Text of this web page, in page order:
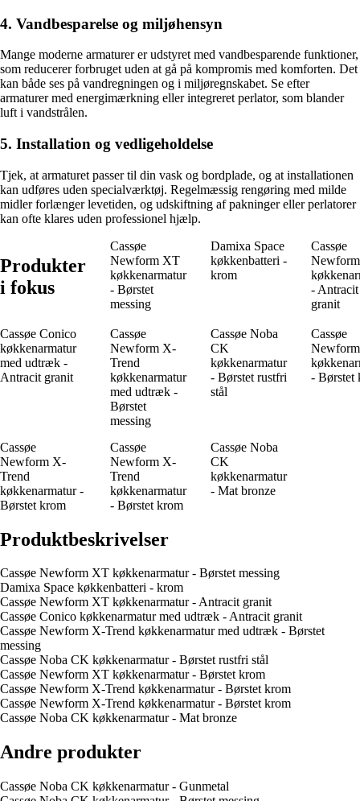
4. Vandbesparelse og miljøhensyn
Mange moderne armaturer er udstyret med vandbesparende funktioner,
som reducerer forbruget uden at gå på kompromis med komforten. Det
kan både ses på vandregningen og i miljøregnskabet. Se efter
armaturer med energimærkning eller integreret perlator, som blander
luft i vandstrålen.
5. Installation og vedligeholdelse
Tjek, at armaturet passer til din vask og bordplade, og at installationen
kan udføres uden specialværktøj. Regelmæssig rengøring med milde
midler forlænger levetiden, og udskiftning af pakninger eller perlatorer
kan ofte klares uden professionel hjælp.
Produkter
i fokus
Cassøe
Newform XT
køkkenarmatur
- Børstet
messing
Damixa Space
køkkenbatteri -
krom
Cassøe
- Antracit
granit
Cassøe Conico
køkkenarmatur
med udtræk -
Antracit granit
Cassøe
Newform X-
Trend
køkkenarmatur
med udtræk -
Børstet
messing
Cassøe Noba
CK
køkkenarmatur
- Børstet rustfri
stål
Cassøe
- Børstet
Cassøe
Newform X-
Trend
køkkenarmatur -
Børstet krom
Cassøe
Newform X-
Trend
køkkenarmatur
- Børstet krom
Cassøe Noba
CK
køkkenarmatur
- Mat bronze
Produktbeskrivelser
Cassøe Newform XT køkkenarmatur - Børstet messing
Damixa Space køkkenbatteri - krom
Cassøe Newform XT køkkenarmatur - Antracit granit
Cassøe Conico køkkenarmatur med udtræk - Antracit granit
Cassøe Newform X-Trend køkkenarmatur med udtræk - Børstet
messing
Cassøe Noba CK køkkenarmatur - Børstet rustfri stål
Cassøe Newform XT køkkenarmatur - Børstet krom
Cassøe Newform X-Trend køkkenarmatur - Børstet krom
Cassøe Newform X-Trend køkkenarmatur - Børstet krom
Cassøe Noba CK køkkenarmatur - Mat bronze
Andre produkter
Cassøe Noba CK køkkenarmatur - Gunmetal